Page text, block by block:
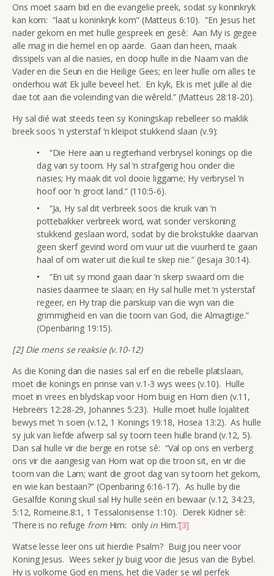
Ons moet saam bid en die evangelie preek, sodat sy koninkryk
kan kom: “laat u koninkryk kom” (Matteus 6:10). “En Jesus het
nader gekom en met hulle gespreek en gesê: Aan My is gegee
alle mag in die hemel en op aarde. Gaan dan heen, maak
dissipels van al die nasies, en doop hulle in die Naam van die
Vader en die Seun en die Heilige Gees; en leer hulle om alles te
onderhou wat Ek julle beveel het. En kyk, Ek is met julle al die
dae tot aan die voleinding van die wêreld.” (Matteus 28:18-20).
Hy sal dié wat steeds teen sy Koningskap rebelleer so maklik
breek soos ‘n ysterstaf ‘n kleipot stukkend slaan (v.9):
“Die Here aan u regterhand verbrysel konings op die
dag van sy toorn. Hy sal ‘n strafgerig hou onder die
nasies; Hy maak dit vol dooie liggame; Hy verbrysel ‘n
hoof oor ‘n groot land.” (110:5-6).
“Ja, Hy sal dit verbreek soos die kruik van ‘n
pottebakker verbreek word, wat sonder verskoning
stukkend geslaan word, sodat by die brokstukke daarvan
geen skerf gevind word om vuur uit die vuurherd te gaan
haal of om water uit die kuil te skep nie.” (Jesaja 30:14).
“En uit sy mond gaan daar ‘n skerp swaard om die
nasies daarmee te slaan; en Hy sal hulle met ‘n ysterstaf
regeer, en Hy trap die parskuip van die wyn van die
grimmigheid en van die toorn van God, die Almagtige.”
(Openbaring 19:15).
[2] Die mens se reaksie (v.10-12)
As die Koning dan die nasies sal erf en die rebelle platslaan,
moet die konings en prinse van v.1-3 wys wees (v.10). Hulle
moet in vrees en blydskap voor Hom buig en Hom dien (v.11,
Hebreërs 12:28-29, Johannes 5:23). Hulle moet hulle lojaliteit
bewys met ‘n soen (v.12, 1 Konings 19:18, Hosea 13:2). As hulle
sy juk van liefde afwerp sal sy toorn teen hulle brand (v.12, 5).
Dan sal hulle vir die berge en rotse sê: “Val op ons en verberg
ons vir die aangesig van Hom wat op die troon sit, en vir die
toorn van die Lam; want die groot dag van sy toorn het gekom,
en wie kan bestaan?” (Openbaring 6:16-17). As hulle by die
Gesalfde Koning skuil sal Hy hulle seën en bewaar (v.12, 34:23,
5:12, Romeine.8:1, 1 Tessalonisense 1:10). Derek Kidner sê:
‘There is no refuge fromHim: only in Him.’[3]
Watse lesse leer ons uit hierdie Psalm? Buig jou neer voor
Koning Jesus. Wees seker jy buig voor die Jesus van die Bybel.
Hy is volkome God en mens, het die Vader se wil perfek